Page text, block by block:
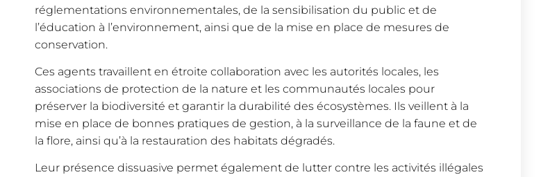
réglementations environnementales, de la sensibilisation du public et de
l’éducation à l’environnement, ainsi que de la mise en place de mesures de
conservation.
Ces agents travaillent en étroite collaboration avec les autorités locales, les
associations de protection de la nature et les communautés locales pour
préserver la biodiversité et garantir la durabilité des écosystèmes. Ils veillent à la
mise en place de bonnes pratiques de gestion, à la surveillance de la faune et de
la flore, ainsi qu’à la restauration des habitats dégradés.
Leur présence dissuasive permet également de lutter contre les activités illégales